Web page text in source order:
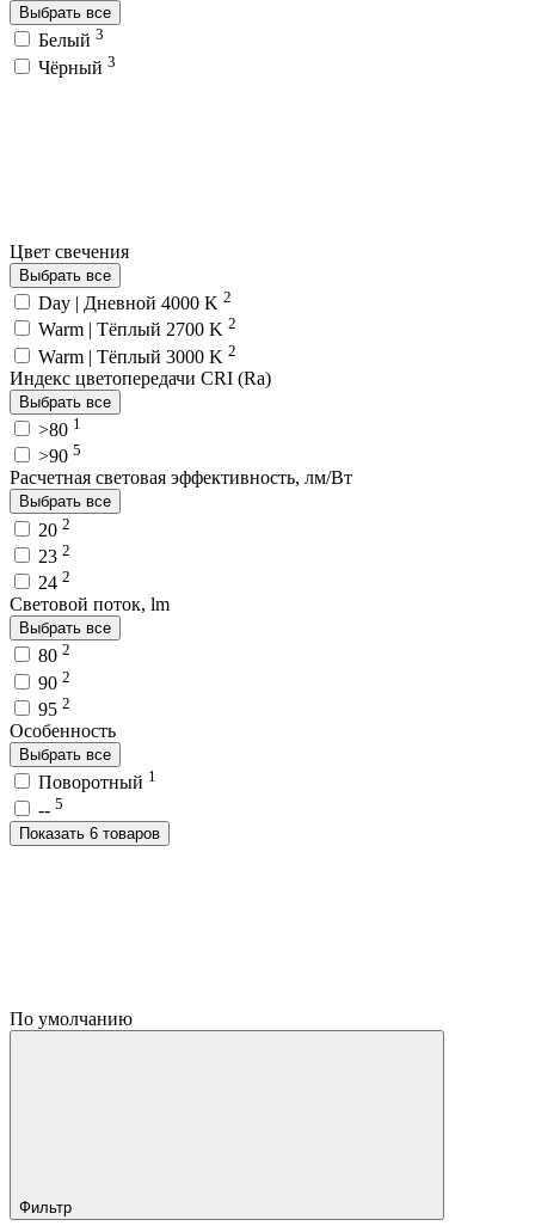
Выбрать все
Белый 3
Чёрный 3
Цвет свечения
Выбрать все
Day | Дневной 4000 K 2
Warm | Тёплый 2700 K 2
Warm | Тёплый 3000 K 2
Индекс цветопередачи CRI (Ra)
Выбрать все
>80 1
>90 5
Расчетная световая эффективность, лм/Вт
Выбрать все
20 2
23 2
24 2
Световой поток, lm
Выбрать все
80 2
90 2
95 2
Особенность
Выбрать все
Поворотный 1
-- 5
Показать 6 товаров
По умолчанию
Фильтр